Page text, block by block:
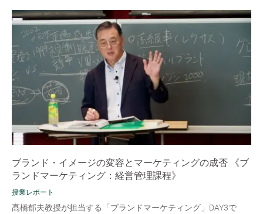
ブランド・イメージの変容とマーケティングの成否 《ブ
ランドマーケティング：経営管理課程》
授業レポート
髙橋郁夫教授が担当する「ブランドマーケティング」DAY3で